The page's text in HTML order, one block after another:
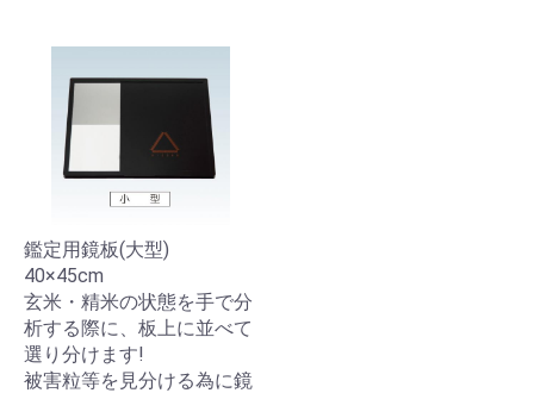
鑑定用鏡板(大型)
40×45cm
玄米・精米の状態を手で分
析する際に、板上に並べて
選り分けます!
被害粒等を見分ける為に鏡
お買い物を続ける